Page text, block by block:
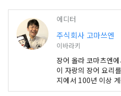
에디터
주식회사 고마쓰엔
이바라키
장어 올라 코마츠엔
이 자랑의 장어 요리
지에서 100년 이상
요리를 구식 전통 요